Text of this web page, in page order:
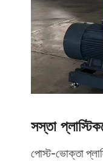
সস্তা
পোস্ট-ভোক্তা